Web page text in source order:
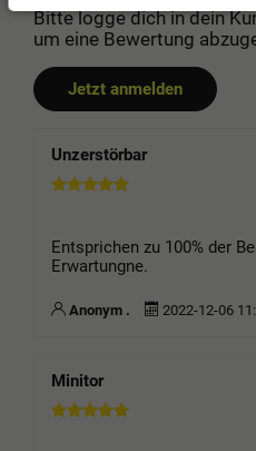
Bitte logge dich in dein
um eine Bewertung
Jetzt anmelden
Unzerstörbar
Entsprichen zu 100% der
Erwartungne.
Anonym . 2022-12-06
Minitor